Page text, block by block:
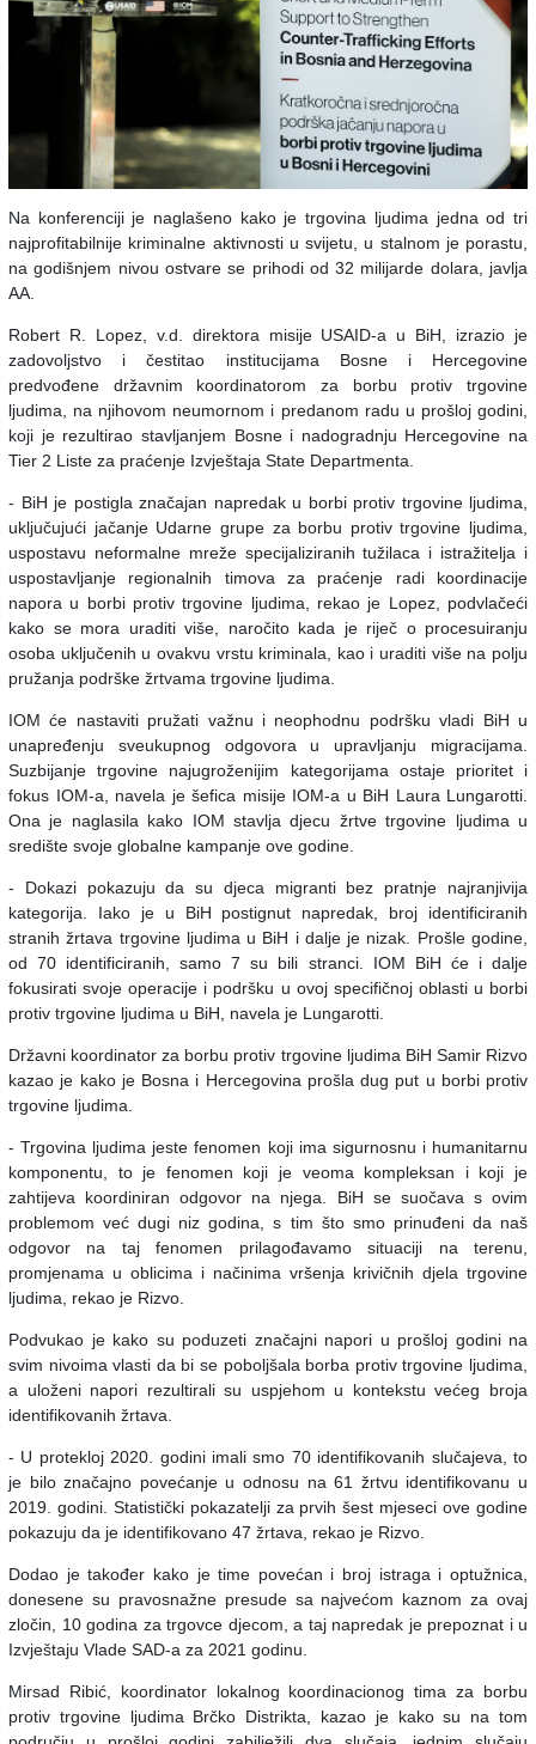
Na konferenciji je naglašeno kako je trgovina ljudima jedna od tri
najprofitabilnije kriminalne aktivnosti u svijetu, u stalnom je porastu,
na godišnjem nivou ostvare se prihodi od 32 milijarde dolara, javlja
AA.
Robert R. Lopez, v.d. direktora misije USAID-a u BiH, izrazio je
zadovoljstvo i čestitao institucijama Bosne i Hercegovine
predvođene državnim koordinatorom za borbu protiv trgovine
ljudima, na njihovom neumornom i predanom radu u prošloj godini,
koji je rezultirao stavljanjem Bosne i nadogradnju Hercegovine na
Tier 2 Liste za praćenje Izvještaja State Departmenta.
- BiH je postigla značajan napredak u borbi protiv trgovine ljudima,
uključujući jačanje Udarne grupe za borbu protiv trgovine ljudima,
uspostavu neformalne mreže specijaliziranih tužilaca i istražitelja i
uspostavljanje regionalnih timova za praćenje radi koordinacije
napora u borbi protiv trgovine ljudima, rekao je Lopez, podvlačeći
kako se mora uraditi više, naročito kada je riječ o procesuiranju
osoba uključenih u ovakvu vrstu kriminala, kao i uraditi više na polju
pružanja podrške žrtvama trgovine ljudima.
IOM će nastaviti pružati važnu i neophodnu podršku vladi BiH u
unapređenju sveukupnog odgovora u upravljanju migracijama.
Suzbijanje trgovine najugroženijim kategorijama ostaje prioritet i
fokus IOM-a, navela je šefica misije IOM-a u BiH Laura Lungarotti.
Ona je naglasila kako IOM stavlja djecu žrtve trgovine ljudima u
središte svoje globalne kampanje ove godine.
- Dokazi pokazuju da su djeca migranti bez pratnje najranjivija
kategorija. Iako je u BiH postignut napredak, broj identificiranih
stranih žrtava trgovine ljudima u BiH i dalje je nizak. Prošle godine,
od 70 identificiranih, samo 7 su bili stranci. IOM BiH će i dalje
fokusirati svoje operacije i podršku u ovoj specifičnoj oblasti u borbi
protiv trgovine ljudima u BiH, navela je Lungarotti.
Državni koordinator za borbu protiv trgovine ljudima BiH Samir Rizvo
kazao je kako je Bosna i Hercegovina prošla dug put u borbi protiv
trgovine ljudima.
- Trgovina ljudima jeste fenomen koji ima sigurnosnu i humanitarnu
komponentu, to je fenomen koji je veoma kompleksan i koji je
zahtijeva koordiniran odgovor na njega. BiH se suočava s ovim
problemom već dugi niz godina, s tim što smo prinuđeni da naš
odgovor na taj fenomen prilagođavamo situaciji na terenu,
promjenama u oblicima i načinima vršenja krivičnih djela trgovine
ljudima, rekao je Rizvo.
Podvukao je kako su poduzeti značajni napori u prošloj godini na
svim nivoima vlasti da bi se poboljšala borba protiv trgovine ljudima,
a uloženi napori rezultirali su uspjehom u kontekstu većeg broja
identifikovanih žrtava.
- U protekloj 2020. godini imali smo 70 identifikovanih slučajeva, to
je bilo značajno povećanje u odnosu na 61 žrtvu identifikovanu u
2019. godini. Statistički pokazatelji za prvih šest mjeseci ove godine
pokazuju da je identifikovano 47 žrtava, rekao je Rizvo.
Dodao je također kako je time povećan i broj istraga i optužnica,
donesene su pravosnažne presude sa najvećom kaznom za ovaj
zločin, 10 godina za trgovce djecom, a taj napredak je prepoznat i u
Izvještaju Vlade SAD-a za 2021 godinu.
Mirsad Ribić, koordinator lokalnog koordinacionog tima za borbu
protiv trgovine ljudima Brčko Distrikta, kazao je kako su na tom